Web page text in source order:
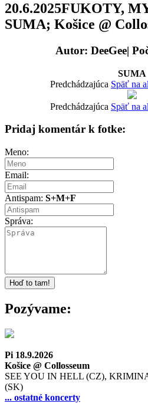
20.6.2025FUKOTY,
SUMA; Košice @
Autor: DeeGee|
SUMA
Predchádzajúca Späť na
Predchádzajúca Späť na
Pridaj komentár k fotke:
Meno:
Email:
Antispam: S+M+F
Správa:
Pozývame:
Pi 18.9.2026
Košice @ Collosseum
SEE YOU IN HELL (CZ),
(SK)
... ostatné koncerty